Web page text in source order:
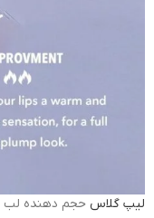
لیپ گلاس حجم دهنده لب